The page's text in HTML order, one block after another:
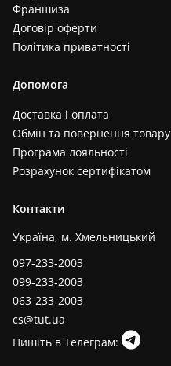
Франшиза
Договір оферти
Політика приватності
Допомога
Доставка і оплата
Обмін та повернення товару
Програма лояльності
Розрахунок сертифікатом
Контакти
Україна, м. Хмельницький
097-233-2003
099-233-2003
063-233-2003
cs@tut.ua
Пишіть в Телеграм: